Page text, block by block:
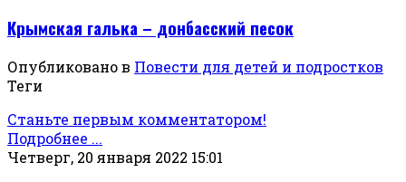
Крымская галька – донбасский песок
Опубликовано в Повести для детей и подростков
Теги
Станьте первым комментатором!
Подробнее ...
Четверг, 20 января 2022 15:01